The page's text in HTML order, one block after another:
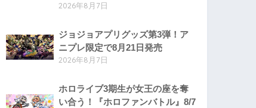
2026年8月7日
ジョジョアプリグッズ第3弾！ア
ニプレ限定で8月21日発売
2026年8月7日
ホロライブ3期生が女王の座を奪
い合う！『ホロファンバトル』8/7